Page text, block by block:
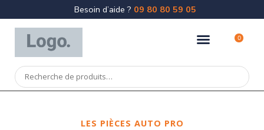
Besoin d’aide ? 09 80 80 59 05
0
LES PIÈCES AUTO PRO